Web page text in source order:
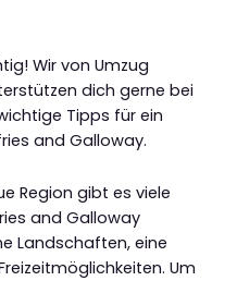
Wir von Umzug
dich gerne bei
Tipps für ein
and Galloway.
Region gibt es viele
and Galloway
Landschaften, eine
Um